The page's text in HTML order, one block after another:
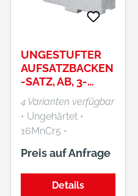
UNGESTUFTER
AUFSATZBACKEN
-SATZ, AB, 3-
TEILIG
4 Varianten verfügbar
• Ungehärtet •
16MnCr5 •
Kreuzversatz
Preis auf Anfrage
Details